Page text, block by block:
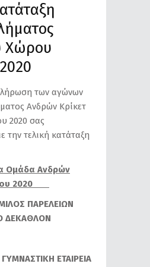
Χώρου
των αγώνων
Ανδρών Κρίκετ
2020 σας
την τελική κατάταξη
Ομάδα Ανδρών
2020
ΠΑΡΕΛΕΙΩΝ
ΔΕΚΑΘΛΟΝ
ΕΤΑΙΡΕΙΑ